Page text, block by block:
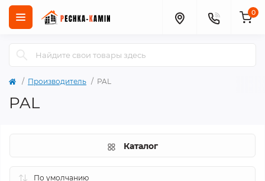
0
Производитель PAL
PAL
Каталог